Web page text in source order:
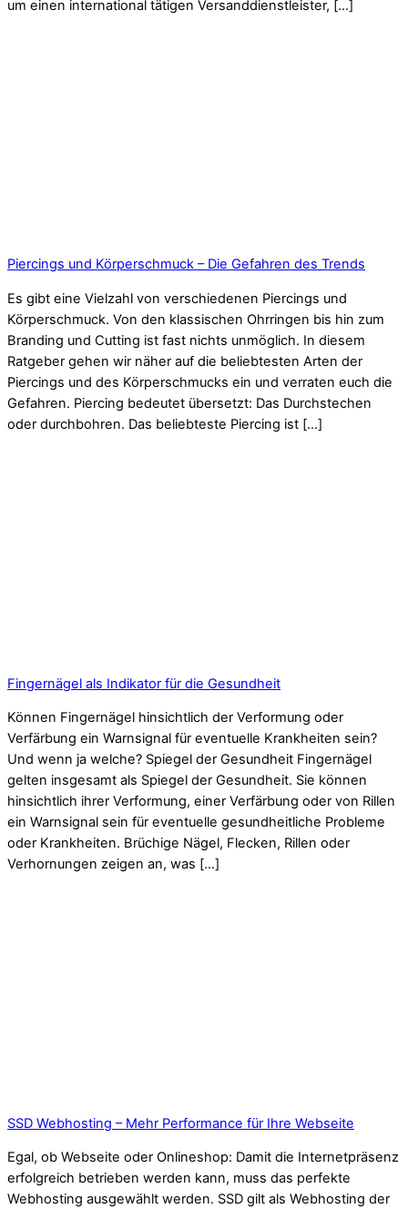
um einen international tätigen Versanddienstleister, […]
Piercings und Körperschmuck – Die Gefahren des Trends
Es gibt eine Vielzahl von verschiedenen Piercings und
Körperschmuck. Von den klassischen Ohrringen bis hin zum
Branding und Cutting ist fast nichts unmöglich. In diesem
Ratgeber gehen wir näher auf die beliebtesten Arten der
Piercings und des Körperschmucks ein und verraten euch die
Gefahren. Piercing bedeutet übersetzt: Das Durchstechen
oder durchbohren. Das beliebteste Piercing ist […]
Fingernägel als Indikator für die Gesundheit
Können Fingernägel hinsichtlich der Verformung oder
Verfärbung ein Warnsignal für eventuelle Krankheiten sein?
Und wenn ja welche? Spiegel der Gesundheit Fingernägel
gelten insgesamt als Spiegel der Gesundheit. Sie können
hinsichtlich ihrer Verformung, einer Verfärbung oder von Rillen
ein Warnsignal sein für eventuelle gesundheitliche Probleme
oder Krankheiten. Brüchige Nägel, Flecken, Rillen oder
Verhornungen zeigen an, was […]
SSD Webhosting – Mehr Performance für Ihre Webseite
Egal, ob Webseite oder Onlineshop: Damit die Internetpräsenz
erfolgreich betrieben werden kann, muss das perfekte
Webhosting ausgewählt werden. SSD gilt als Webhosting der